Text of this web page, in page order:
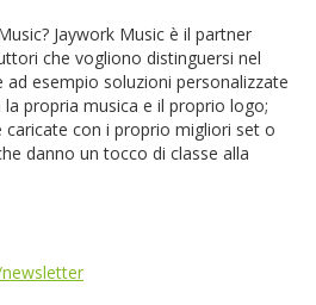
Jaywork Music è il partner
che vogliono distinguersi nel
esempio soluzioni personalizzate
propria musica e il proprio logo;
caricate con i proprio migliori set o
danno un tocco di classe alla